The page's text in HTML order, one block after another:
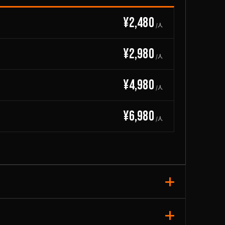
¥2,480 /人
¥2,980 /人
¥4,980 /人
¥6,980 /人